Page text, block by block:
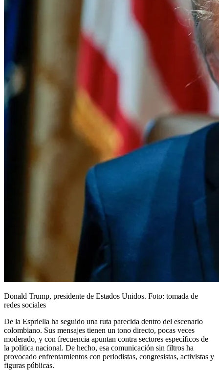
Donald Trump, presidente de Estados Unidos. Foto: tomada de
redes sociales
De la Espriella ha seguido una ruta parecida dentro del escenario
colombiano. Sus mensajes tienen un tono directo, pocas veces
moderado, y con frecuencia apuntan contra sectores específicos de
la política nacional. De hecho, esa comunicación sin filtros ha
provocado enfrentamientos con periodistas, congresistas, activistas y
figuras públicas.